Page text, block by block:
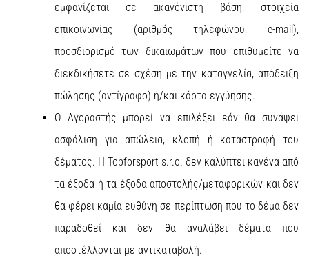
εμφανίζεται σε ακανόνιστη βάση, στοιχεία
επικοινωνίας (αριθμός τηλεφώνου, e-mail),
προσδιορισμό των δικαιωμάτων που επιθυμείτε να
διεκδικήσετε σε σχέση με την καταγγελία, απόδειξη
πώλησης (αντίγραφο) ή/και κάρτα εγγύησης.
Ο Αγοραστής μπορεί να επιλέξει εάν θα συνάψει
ασφάλιση για απώλεια, κλοπή ή καταστροφή του
δέματος. Η Topforsport s.r.o. δεν καλύπτει κανένα από
τα έξοδα ή τα έξοδα αποστολής/μεταφορικών και δεν
θα φέρει καμία ευθύνη σε περίπτωση που το δέμα δεν
παραδοθεί και δεν θα αναλάβει δέματα που
αποστέλλονται με αντικαταβολή.